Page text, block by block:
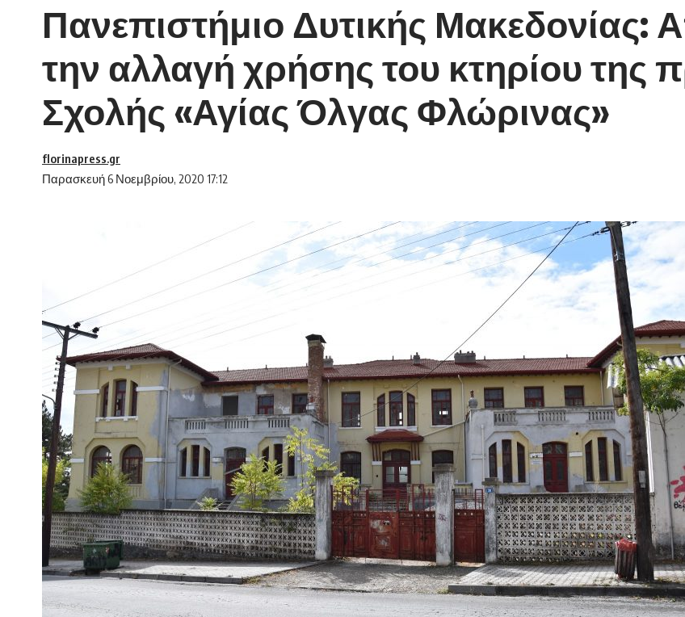
Πανεπιστήμιο Δυτικής Μακεδονίας:
την αλλαγή χρήσης του κτηρίου της
Σχολής «Αγίας Όλγας Φλώρινας»
Παρασκευή 6 Νοεμβρίου, 2020 17:12
florinapress.gr